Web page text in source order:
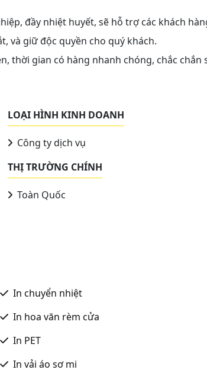
đầy nhiệt huyết, sẽ hỗ trợ các khách
và giữ độc quyền cho quý khách.
thời gian có hàng nhanh chóng, chắc chắn
LOẠI HÌNH KINH DOANH
Công ty dịch vụ
THỊ TRƯỜNG CHÍNH
Toàn Quốc
In chuyển nhiệt
In hoa văn rèm cửa
In PET
In vải áo sơ mi